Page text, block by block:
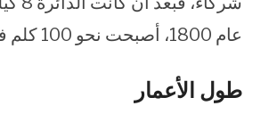
عام 1800، أصبحت نحو 100 كلم في 1950.
طول الأعمار